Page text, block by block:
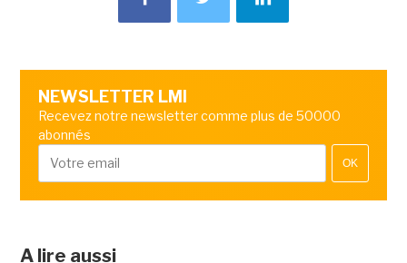
NEWSLETTER LMI
Recevez notre newsletter comme plus de 50000
abonnés
OK
A lire aussi